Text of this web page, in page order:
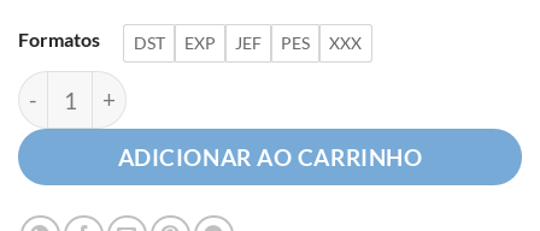
Formatos DST EXP JEF PES XXX
Coleção Elefantes Filhotes Fofos quantidade
ADICIONAR AO CARRINHO